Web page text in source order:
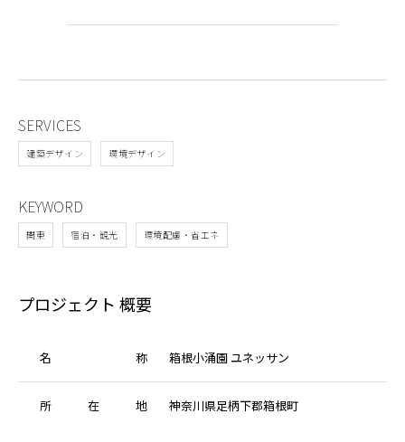
SERVICES
建築デザイン 環境デザイン
KEYWORD
関東 宿泊・観光 環境配慮・省エネ
プロジェクト 概要
名 称 箱根小涌園 ユネッサン
所 在 地 神奈川県足柄下郡箱根町